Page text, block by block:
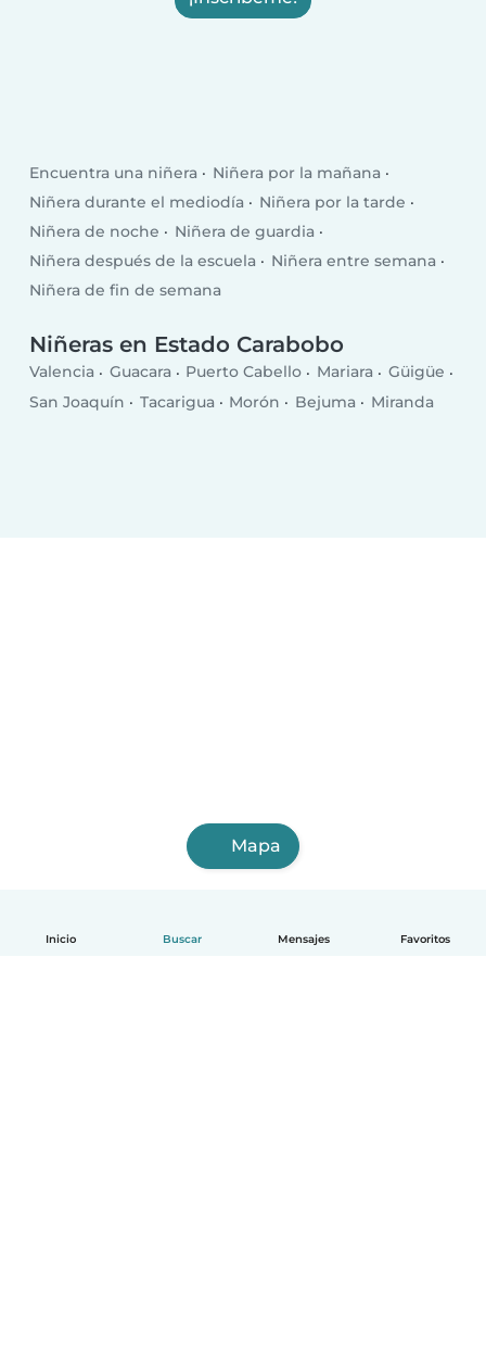
Inicio Buscar Mensajes Favoritos
Encuentra una niñera
Niñera por la mañana
Niñera durante el mediodía
Niñera por la tarde
Niñera de noche
Niñera de guardia
Niñera después de la escuela
Niñera entre semana
Niñera de fin de semana
Niñeras en Estado Carabobo
Valencia Guacara Puerto Cabello Mariara
Güigüe
San Joaquín
Tacarigua Morón Bejuma Miranda
Mapa